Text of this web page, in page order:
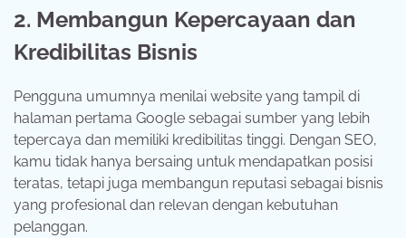
2. Membangun Kepercayaan dan
Kredibilitas Bisnis
Pengguna umumnya menilai website yang tampil di
halaman pertama Google sebagai sumber yang lebih
tepercaya dan memiliki kredibilitas tinggi. Dengan SEO,
kamu tidak hanya bersaing untuk mendapatkan posisi
teratas, tetapi juga membangun reputasi sebagai bisnis
yang profesional dan relevan dengan kebutuhan
pelanggan.